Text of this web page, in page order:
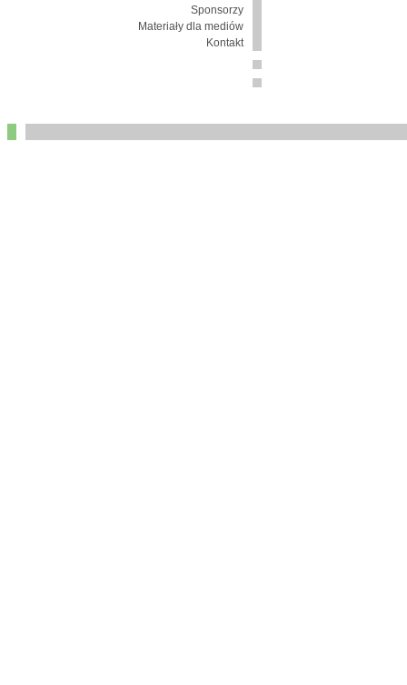
Sponsorzy
Materiały dla mediów
Kontakt